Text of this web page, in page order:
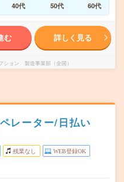
40代 50代 60代
む 詳しく見る
ション 製造事業部（全国）
レーター/日払い
残業なし WEB登録OK